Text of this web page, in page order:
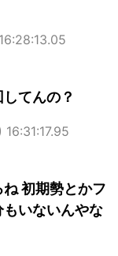
てんの？
初期勢とかフ
いないんやな